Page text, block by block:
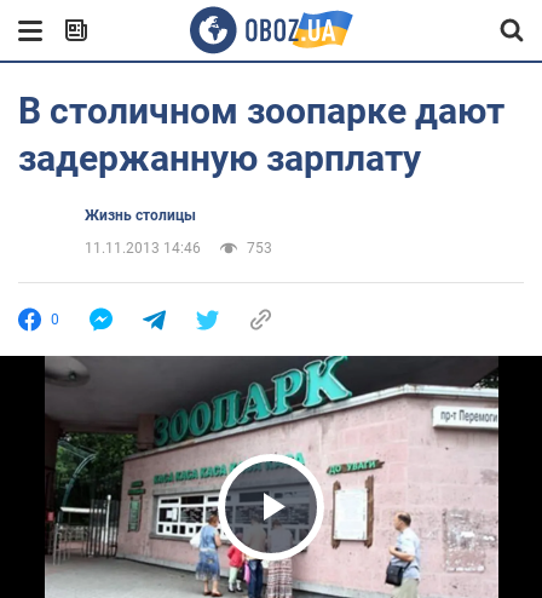
В столичном зоопарке дают
задержанную зарплату
Жизнь столицы
11.11.2013 14:46
753
0
Play Video